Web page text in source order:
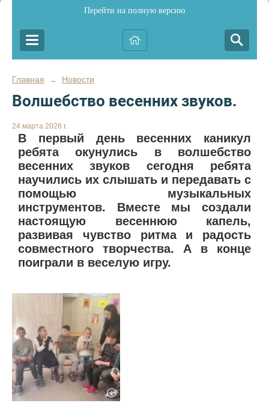
Перейти на полную версию
Главная → Новости
Волшебство весенних звуков.
24 марта 2026 г.
В первый день весенних каникул
ребята окунулись в волшебство
весенних звуков сегодня ребята
научились их слышать и передавать с
помощью музыкальных
инструментов. Вместе мы создали
настоящую весеннюю капель,
развивая чувство ритма и радость
совместного творчества. А в конце
поиграли в веселую игру.